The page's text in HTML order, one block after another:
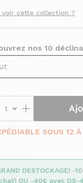
voir cette collection ?
nos 10
SOUS 12
DESTOCKAGE! -
OU -40€ avec DS-